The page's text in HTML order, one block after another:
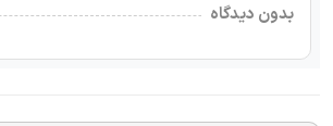
بدون دیدگاه